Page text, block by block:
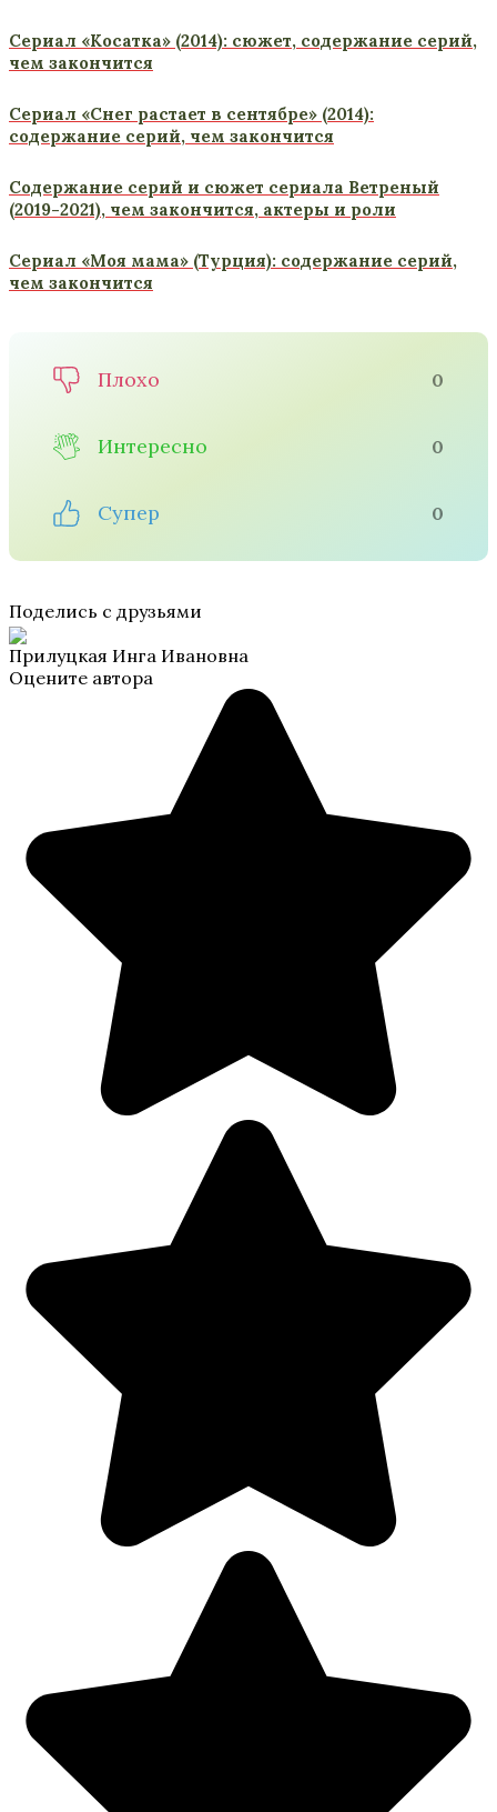
Сериал «Косатка» (2014): сюжет, содержание серий,
чем закончится
Сериал «Снег растает в сентябре» (2014):
содержание серий, чем закончится
Содержание серий и сюжет сериала Ветреный
(2019-2021), чем закончится, актеры и роли
Сериал «Моя мама» (Турция): содержание серий,
чем закончится
Плохо 0
Интересно 0
Супер 0
Поделись с друзьями
Прилуцкая Инга Ивановна
Оцените автора